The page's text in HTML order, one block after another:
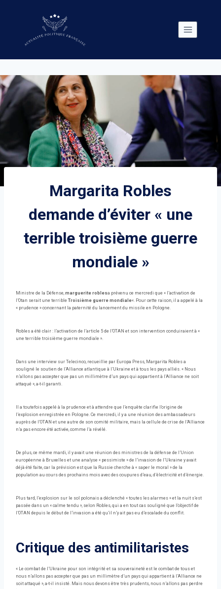
Margarita Robles
demande d’éviter « une
terrible troisième guerre
mondiale »
Ministre de la Défense, marguerite roblesa prévenu ce mercredi que « l’activation de
l’Otan serait une terribleTroisième guerre mondiale«. Pour cette raison, il a appelé à la
« prudence » concernant la paternité du lancement du missile en Pologne.
Robles a été clair : l’activation de l’article 5 de l’OTAN et son intervention conduiraient à «
une terrible troisième guerre mondiale ».
Dans une interview sur Telecinco, recueillie par Europa Press, Margarita Robles a
souligné le soutien de l’Alliance atlantique à l’Ukraine et à tous les pays alliés. « Nous
n’allons pas accepter que pas un millimètre d’un pays qui appartient à l’Alliance ne soit
attaqué », a-t-il garanti.
Il a toutefois appelé à la prudence et à attendre que l’enquête clarifie l’origine de
l’explosion enregistrée en Pologne. Ce mercredi, il y a une réunion des ambassadeurs
auprès de l’OTAN et une autre de son comité militaire, mais la cellule de crise de l’Alliance
n’a pas encore été activée, comme l’a révélé.
De plus, ce même mardi, il y avait une réunion des ministres de la défense de l’Union
européenne à Bruxelles et une analyse « pessimiste » de l’invasion de l’Ukraine y avait
déjà été faite, car la prévision est que la Russie cherche à « saper le moral » de la
population au cours des prochains mois avec des coupures d’eau, d’électricité et d’énergie.
Plus tard, l’explosion sur le sol polonais a déclenché « toutes les alarmes » et la nuit s’est
passée dans un « calme tendu », selon Robles, qui a en tout cas souligné que l’objectif de
l’OTAN depuis le début de l’invasion a été qu’il n’y ait pas eu d’escalade du conflit.
Critique des antimilitaristes
« Le combat de l’Ukraine pour son intégrité et sa souveraineté est le combat de tous et
nous n’allons pas accepter que pas un millimètre d’un pays qui appartient à l’Alliance ne
soit attaqué », a-t-il insisté. Mais nous devons être très prudents, nous n’allons pas perdre